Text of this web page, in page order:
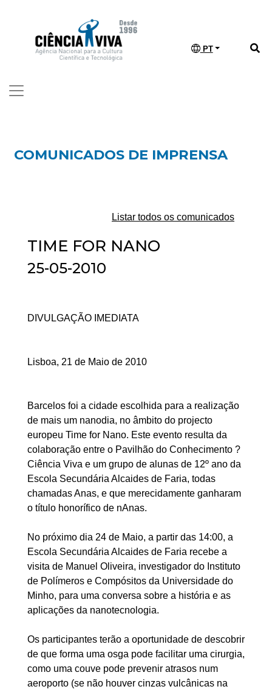
PT
COMUNICADOS DE IMPRENSA
Listar todos os comunicados
TIME FOR NANO
25-05-2010
DIVULGAÇÃO IMEDIATA
Lisboa, 21 de Maio de 2010
Barcelos foi a cidade escolhida para a realização
de mais um nanodia, no âmbito do projecto
europeu Time for Nano. Este evento resulta da
colaboração entre o Pavilhão do Conhecimento ?
Ciência Viva e um grupo de alunas de 12º ano da
Escola Secundária Alcaides de Faria, todas
chamadas Anas, e que merecidamente ganharam
o título honorífico de nAnas.
No próximo dia 24 de Maio, a partir das 14:00, a
Escola Secundária Alcaides de Faria recebe a
visita de Manuel Oliveira, investigador do Instituto
de Polímeros e Compósitos da Universidade do
Minho, para uma conversa sobre a história e as
aplicações da nanotecnologia.
Os participantes terão a oportunidade de descobrir
de que forma uma osga pode facilitar uma cirurgia,
como uma couve pode prevenir atrasos num
aeroporto (se não houver cinzas vulcânicas na